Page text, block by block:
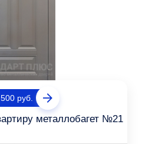
руб.
металлобагет №21